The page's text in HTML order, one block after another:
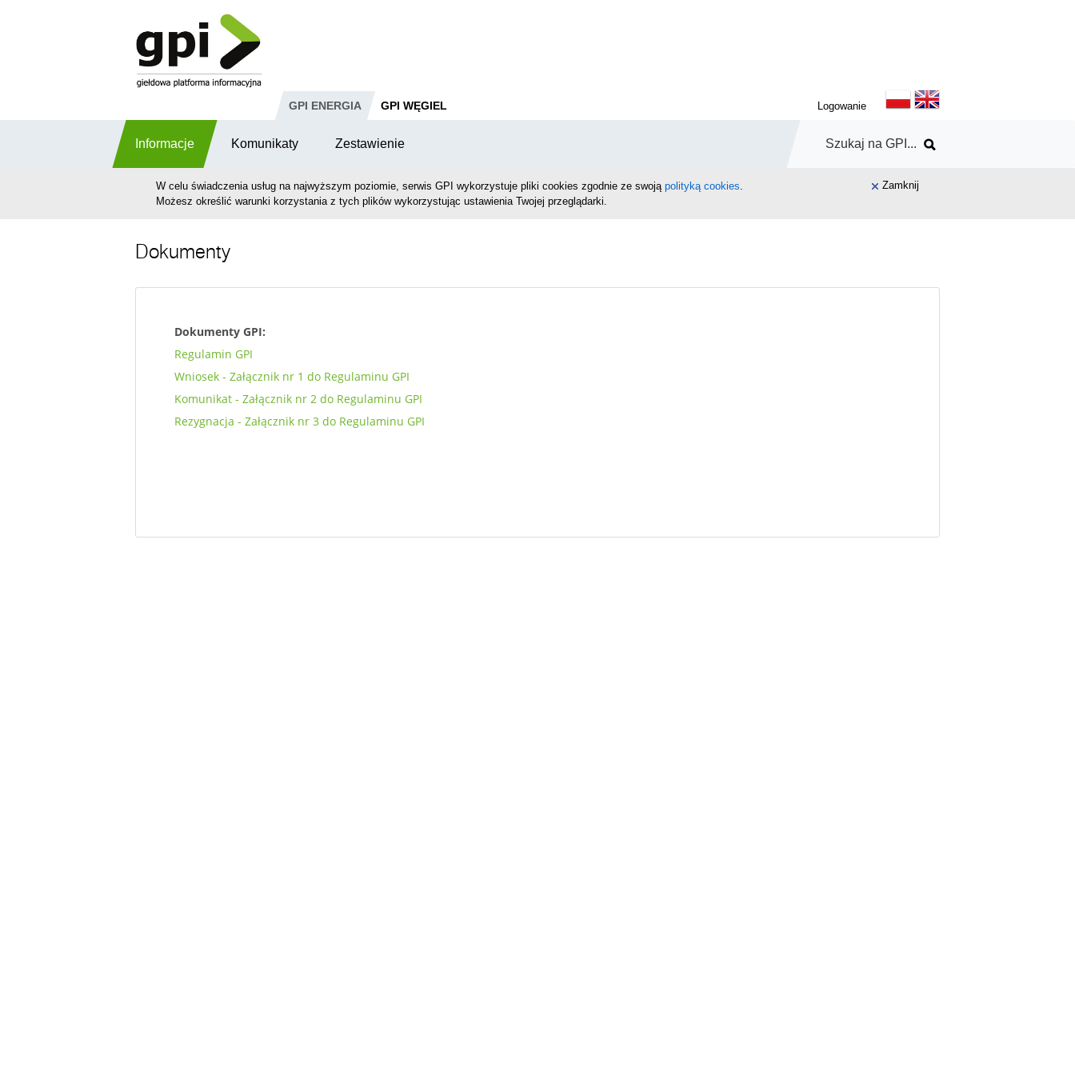
Logowanie
GPI ENERGIA GPI WĘGIEL
Informacje Komunikaty Zestawienie
W celu świadczenia usług na najwyższym poziomie, serwis GPI wykorzystuje pliki cookies zgodnie ze swoją polityką cookies.
Możesz określić warunki korzystania z tych plików wykorzystując ustawienia Twojej przeglądarki.
Zamknij
Dokumenty
Dokumenty GPI:
Regulamin GPI
Wniosek - Załącznik nr 1 do Regulaminu GPI
Komunikat - Załącznik nr 2 do Regulaminu GPI
Rezygnacja - Załącznik nr 3 do Regulaminu GPI